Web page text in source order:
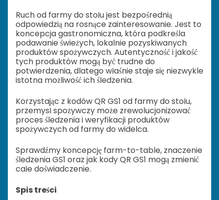
Ruch od farmy do stołu jest bezpośrednią
odpowiedzią na rosnące zainteresowanie. Jest to
koncepcja gastronomiczna, która podkreśla
podawanie świeżych, lokalnie pozyskiwanych
produktów spożywczych. Autentyczność i jakość
tych produktów mogą być trudne do
potwierdzenia, dlatego właśnie staje się niezwykle
istotna możliwość ich śledzenia.
Korzystając z kodów QR GS1 od farmy do stołu,
przemysł spożywczy może zrewolucjonizować
proces śledzenia i weryfikacji produktów
spożywczych od farmy do widelca.
Sprawdźmy koncepcję farm-to-table, znaczenie
śledzenia GS1 oraz jak kody QR GS1 mogą zmienić
całe doświadczenie.
Spis treści